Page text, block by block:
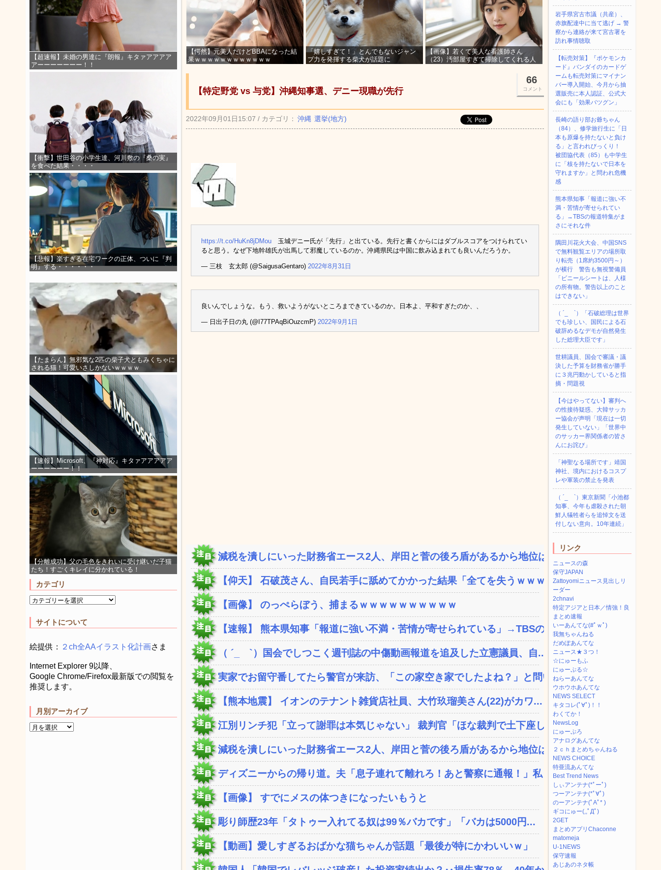
【超速報】未婚の男達に『朗報』キタァアアアア
アーーーーーーー！！
【衝撃】世田谷の小学生達、河川敷の『桑の実』
を食べた結果・・・・
【悲報】楽すぎる在宅ワークの正体、ついに『判
明』する・・・・・・
【たまらん】無邪気な2匹の柴子犬ともみくちゃに
される猫！可愛いさしかないｗｗｗｗ
【速報】Microsoft、『神対応』キタァアアアアア
ーーーーーー！！
【分離成功】父の毛色をきれいに受け継いだ子猫
たち！すごくキレイに分かれている！
カテゴリ
サイトについて
絵提供： ２ch全AAイラスト化計画さま
Internet Explorer 9以降、
Google Chrome/Firefox最新版での閲覧を
推奨します。
月別アーカイブ
【愕然】元美人だけどBBAになった結
果ｗｗｗｗｗｗｗｗｗｗｗｗ
「嬉しすぎて！」とんでもないジャン
プ力を発揮する柴犬が話題に
【画像】若くて美人な看護師さん
（23）汚部屋すぎて掃除してくれる人
66
コメント
【特定野党 vs 与党】沖縄知事選、デニー現職が先行
2022年09月01日15:07 / カテゴリ： 沖縄 選挙(地方)
https://t.co/HuKn8jDMou 玉城デニー氏が「先行」と出ている。先行と書くからにはダブルスコアをつけられてい
ると思う。なぜ下地幹雄氏が出馬して邪魔しているのか。沖縄県民は中国に飲み込まれても良いんだろうか。
— 三枝 玄太郎 (@SaigusaGentaro) 2022年8月31日
良いんでしょうな。もう、救いようがないところまできているのか。日本よ、平和すぎたのか、、
— 日出子日の丸 (@I77TPAqBiOuzcmP) 2022年9月1日
減税を潰しにいった財務省エース2人、岸田と菅の後ろ盾があるから地位は安...
【仰天】 石破茂さん、自民若手に舐めてかかった結果「全てを失うｗｗｗｗ...
【画像】 のっぺらぼう、捕まるｗｗｗｗｗｗｗｗｗｗ
【速報】 熊本県知事「報道に強い不満・苦情が寄せられている」→TBSの...
（ ´_ゝ`）国会でしつこく週刊誌の中傷動画報道を追及した立憲議員、自...
実家でお留守番してたら警官が来訪、「この家空き家でしたよね？」と問いか...
【熊本地震】 イオンのテナント雑貨店社員、大竹玖瑠美さん(22)がカワ...
江別リンチ犯「立って謝罪は本気じゃない」 裁判官「ほな裁判で土下座して...
減税を潰しにいった財務省エース2人、岸田と菅の後ろ盾があるから地位は安...
ディズニーからの帰り道。夫「息子連れて離れろ！あと警察に通報！」私「助...
【画像】 すでにメスの体つきになったいもうと
彫り師歴23年「タトゥー入れてる奴は99％バカです」「バカは5000円...
【動画】愛しすぎるおばかな猫ちゃんが話題「最後が特にかわいいｗ」
岩手県宮古市議（共産）、
赤旗配達中に当て逃げ → 警
察から連絡が来て宮古署を
訪れ事情聴取
【転売対策】『ポケモンカ
ード』バンダイのカードゲ
ームも転売対策にマイナン
バー導入開始、今月から抽
選販売に本人認証、公式大
会にも「効果バツグン」
長崎の語り部お爺ちゃん
（84）、修学旅行生に「日
本も原爆を持たないと負け
る」と言われびっくり！
被団協代表（85）も中学生
に「核を持たないで日本を
守れますか」と問われ危機
感
熊本県知事「報道に強い不
満・苦情が寄せられてい
る」→TBSの報道特集がま
さにそれな件
隅田川花火大会、中国SNS
で無料観覧エリアの場所取
り転売（1席約3500円～）
が横行 警告も無視警備員
「ビニールシートは、人様
の所有物。警告以上のこと
はできない」
（ ´_ゝ`）「石破総理は世界
でも珍しい、国民による石
破辞めるなデモが自然発生
した総理大臣です」
世耕議員、国会で審議・議
決した予算を財務省が勝手
に３兆円動かしていると指
摘・問題視
【今はやってない】審判へ
の性接待疑惑、大韓サッカ
ー協会が声明「現在は一切
発生していない」「世界中
のサッカー界関係者の皆さ
んにお詫び」
「神聖なる場所です」靖国
神社、境内におけるコスプ
レや軍装の禁止を発表
（ ´_ゝ`）東京新聞「小池都
知事、今年も虐殺された朝
鮮人犠牲者らを追悼文を送
付しない意向。10年連続」
リンク
ニュースの森
保守JAPAN
Zattoyomiニュース見出しリ
ーダー
2chnavi
特定アジアと日本／情強！良
まとめ速報
いーあんてな(#ﾟｗﾟ)
我無ちゃんねる
だめぽあんてな
ニュース★３つ！
☆にゅーもふ
にゅーぷる☆
ねらーあんてな
ウホウホあんてな
NEWS SELECT
キタコレ(ﾟ∀ﾟ)！！
わくてか！
NewsLog
にゅーぷろ
アナログあんてな
２ｃｈまとめちゃんねる
NEWS CHOICE
特亜流あんてな
Best Trend News
しぃアンテナ(*ﾟーﾟ)
つーアンテナ(*ﾟ∀ﾟ)
のーアンテナ(ﾟAﾟ* )
ギコにゅー(,,ﾟДﾟ)
2GET
まとめアプリChaconne
matomeja
U-1NEWS
保守速報
あじあのネタ帳